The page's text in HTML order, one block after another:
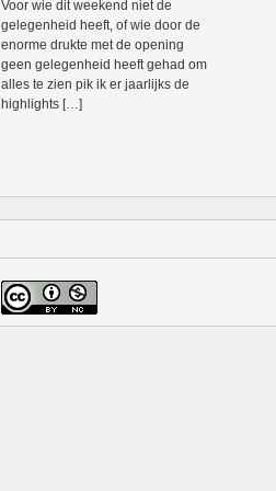
Voor wie dit weekend niet de
gelegenheid heeft, of wie door de
enorme drukte met de opening
geen gelegenheid heeft gehad om
alles te zien pik ik er jaarlijks de
highlights […]